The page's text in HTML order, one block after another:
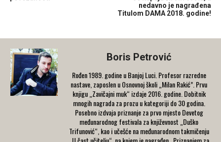
nedavno je nagrađena
Titulom DAMA 2018. godine!
Boris Petrović
Rođen 1989. godine u Banjoj Luci. Profesor razredne
nastave, zaposlen u Osnovnoj školi „Milan Rakić”. Prvu
knjigu „Zavičajni muk“ izdaje 2016. godine. Dobitnik
mnogih nagrada za prozu u kategoriji do 30 godina.
Posebno izdvaja priznanje za prvo mjesto Devetog
međunarodnog festivala za književnost „Duško
Trifunović“, kao i učešće na međunarodnom takmičenju